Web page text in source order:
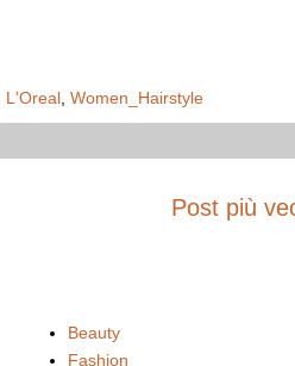
L'Oreal Women_Hairstyle
Post più
Beauty
Fashion